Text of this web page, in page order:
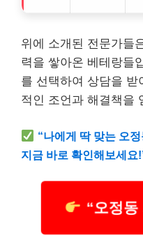
위에 소개된 전문가들
력을 쌓아온 베테랑들
를 선택하여 상담을 받
적인 조언과 해결책을
“나에게 딱 맞는 오
지금 바로 확인해보세요
“오정동